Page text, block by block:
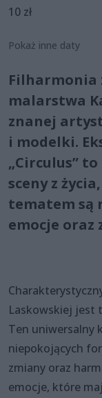
10 zł
Pokaż inne daty
Filharmonia
malarstwa
znanej
i modelki.
„Circulus”
sceny z
tematem są
emocje oraz
Laskowskiej jest
Ten uniwersalny
niepokojących
zmiany oraz
emocje, które